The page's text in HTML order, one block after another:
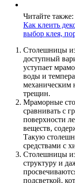
Читайте также:
Как клеить
выбор клея,
Столешницы
доступный
уступает
воды и
механическим
трещин.
Мраморные
сравнивать с
поверхности
веществ,
Такую
средствами с
Столешницы
структуру и
подсветкой,